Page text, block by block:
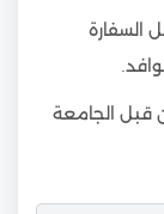
السفارة
قبل الجامعة